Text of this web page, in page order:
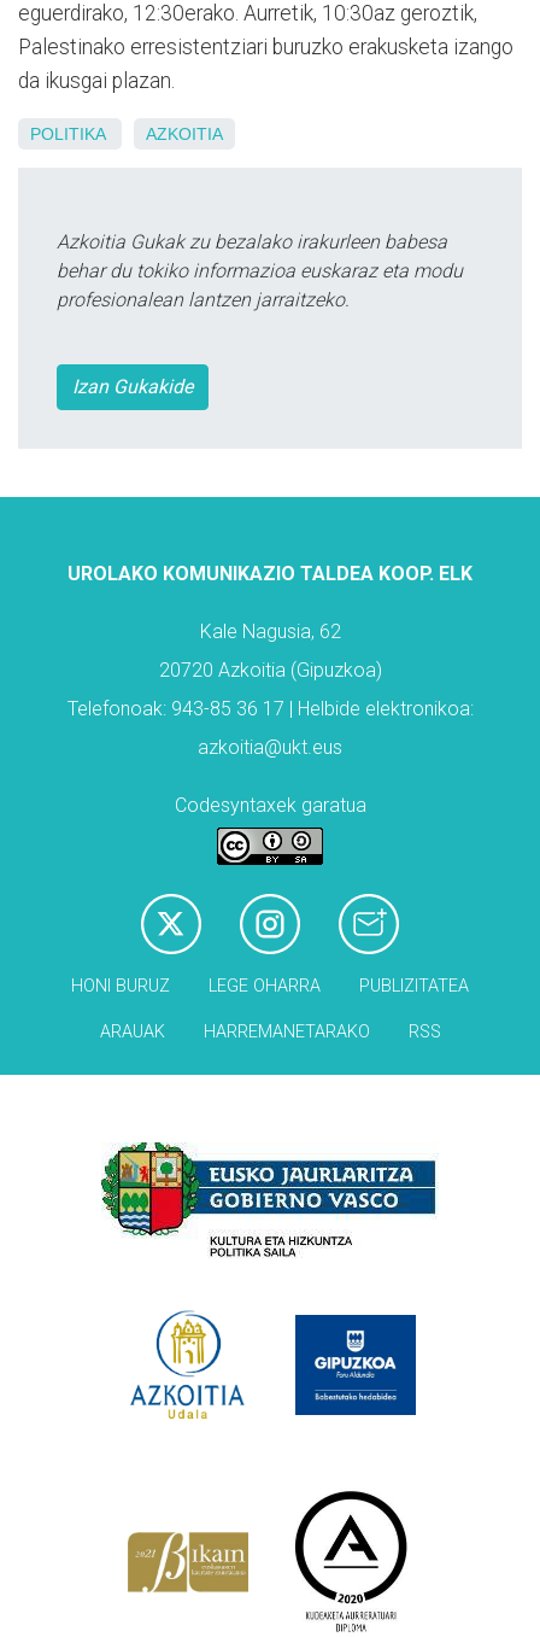
eguerdirako, 12:30erako. Aurretik, 10:30az geroztik,
Palestinako erresistentziari buruzko erakusketa izango
da ikusgai plazan.
POLITIKA AZKOITIA
Azkoitia Gukak zu bezalako irakurleen babesa
behar du tokiko informazioa euskaraz eta modu
profesionalean lantzen jarraitzeko.
Izan Gukakide
UROLAKO KOMUNIKAZIO TALDEA KOOP. ELK
Kale Nagusia, 62
20720 Azkoitia (Gipuzkoa)
Telefonoak: 943-85 36 17 | Helbide elektronikoa:
azkoitia@ukt.eus
Codesyntaxek garatua
HONI BURUZ LEGE OHARRA PUBLIZITATEA
ARAUAK HARREMANETARAKO RSS